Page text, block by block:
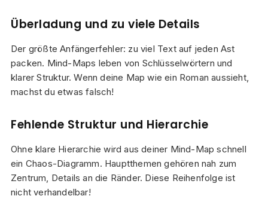
Überladung und zu viele Details
Der größte Anfängerfehler: zu viel Text auf jeden Ast
packen. Mind-Maps leben von Schlüsselwörtern und
klarer Struktur. Wenn deine Map wie ein Roman aussieht,
machst du etwas falsch!
Fehlende Struktur und Hierarchie
Ohne klare Hierarchie wird aus deiner Mind-Map schnell
ein Chaos-Diagramm. Hauptthemen gehören nah zum
Zentrum, Details an die Ränder. Diese Reihenfolge ist
nicht verhandelbar!